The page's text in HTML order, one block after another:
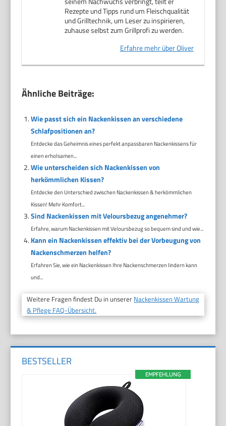
Rezepte und Tipps rund um Fleischqualität
und Grilltechnik, um Leser zu inspirieren,
zuhause selbst zum Grillprofi zu werden.
Erfahre mehr über Oliver
Ähnliche Beiträge:
Wie passt sich ein Nackenkissen an verschiedene
Schlafpositionen an?
Entdecke das Geheimnis eines perfekt anpassbaren Nackenkissens für
einen erholsamen...
Wie unterscheiden sich Nackenkissen von
herkömmlichen Kissen?
Entdecke den Unterschied zwischen Nackenkissen & herkömmlichen
Kissen! Mehr Komfort...
Sind Nackenkissen mit Veloursbezug angenehmer?
Erfahre, warum Nackenkissen mit Veloursbezug so bequem sind und wie...
Kann ein Nackenkissen effektiv bei der Vorbeugung von
Nackenschmerzen helfen?
Erfahren Sie, wie ein Nackenkissen Ihre Nackenschmerzen lindern kann
und...
Weitere Fragen findest Du in unserer Nackenkissen Wartung
& Pflege FAQ-Übersicht.
BESTSELLER
EMPFEHLUNG